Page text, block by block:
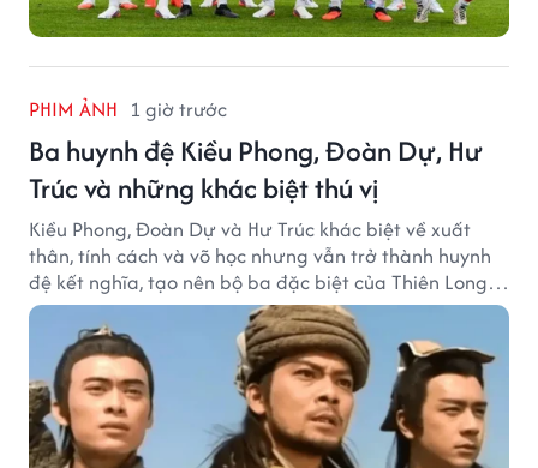
PHIM ẢNH 1 giờ trước
Ba huynh đệ Kiều Phong, Đoàn Dự, Hư
Trúc và những khác biệt thú vị
Kiều Phong, Đoàn Dự và Hư Trúc khác biệt về xuất
thân, tính cách và võ học nhưng vẫn trở thành huynh
đệ kết nghĩa, tạo nên bộ ba đặc biệt của Thiên Long
Bát Bộ.